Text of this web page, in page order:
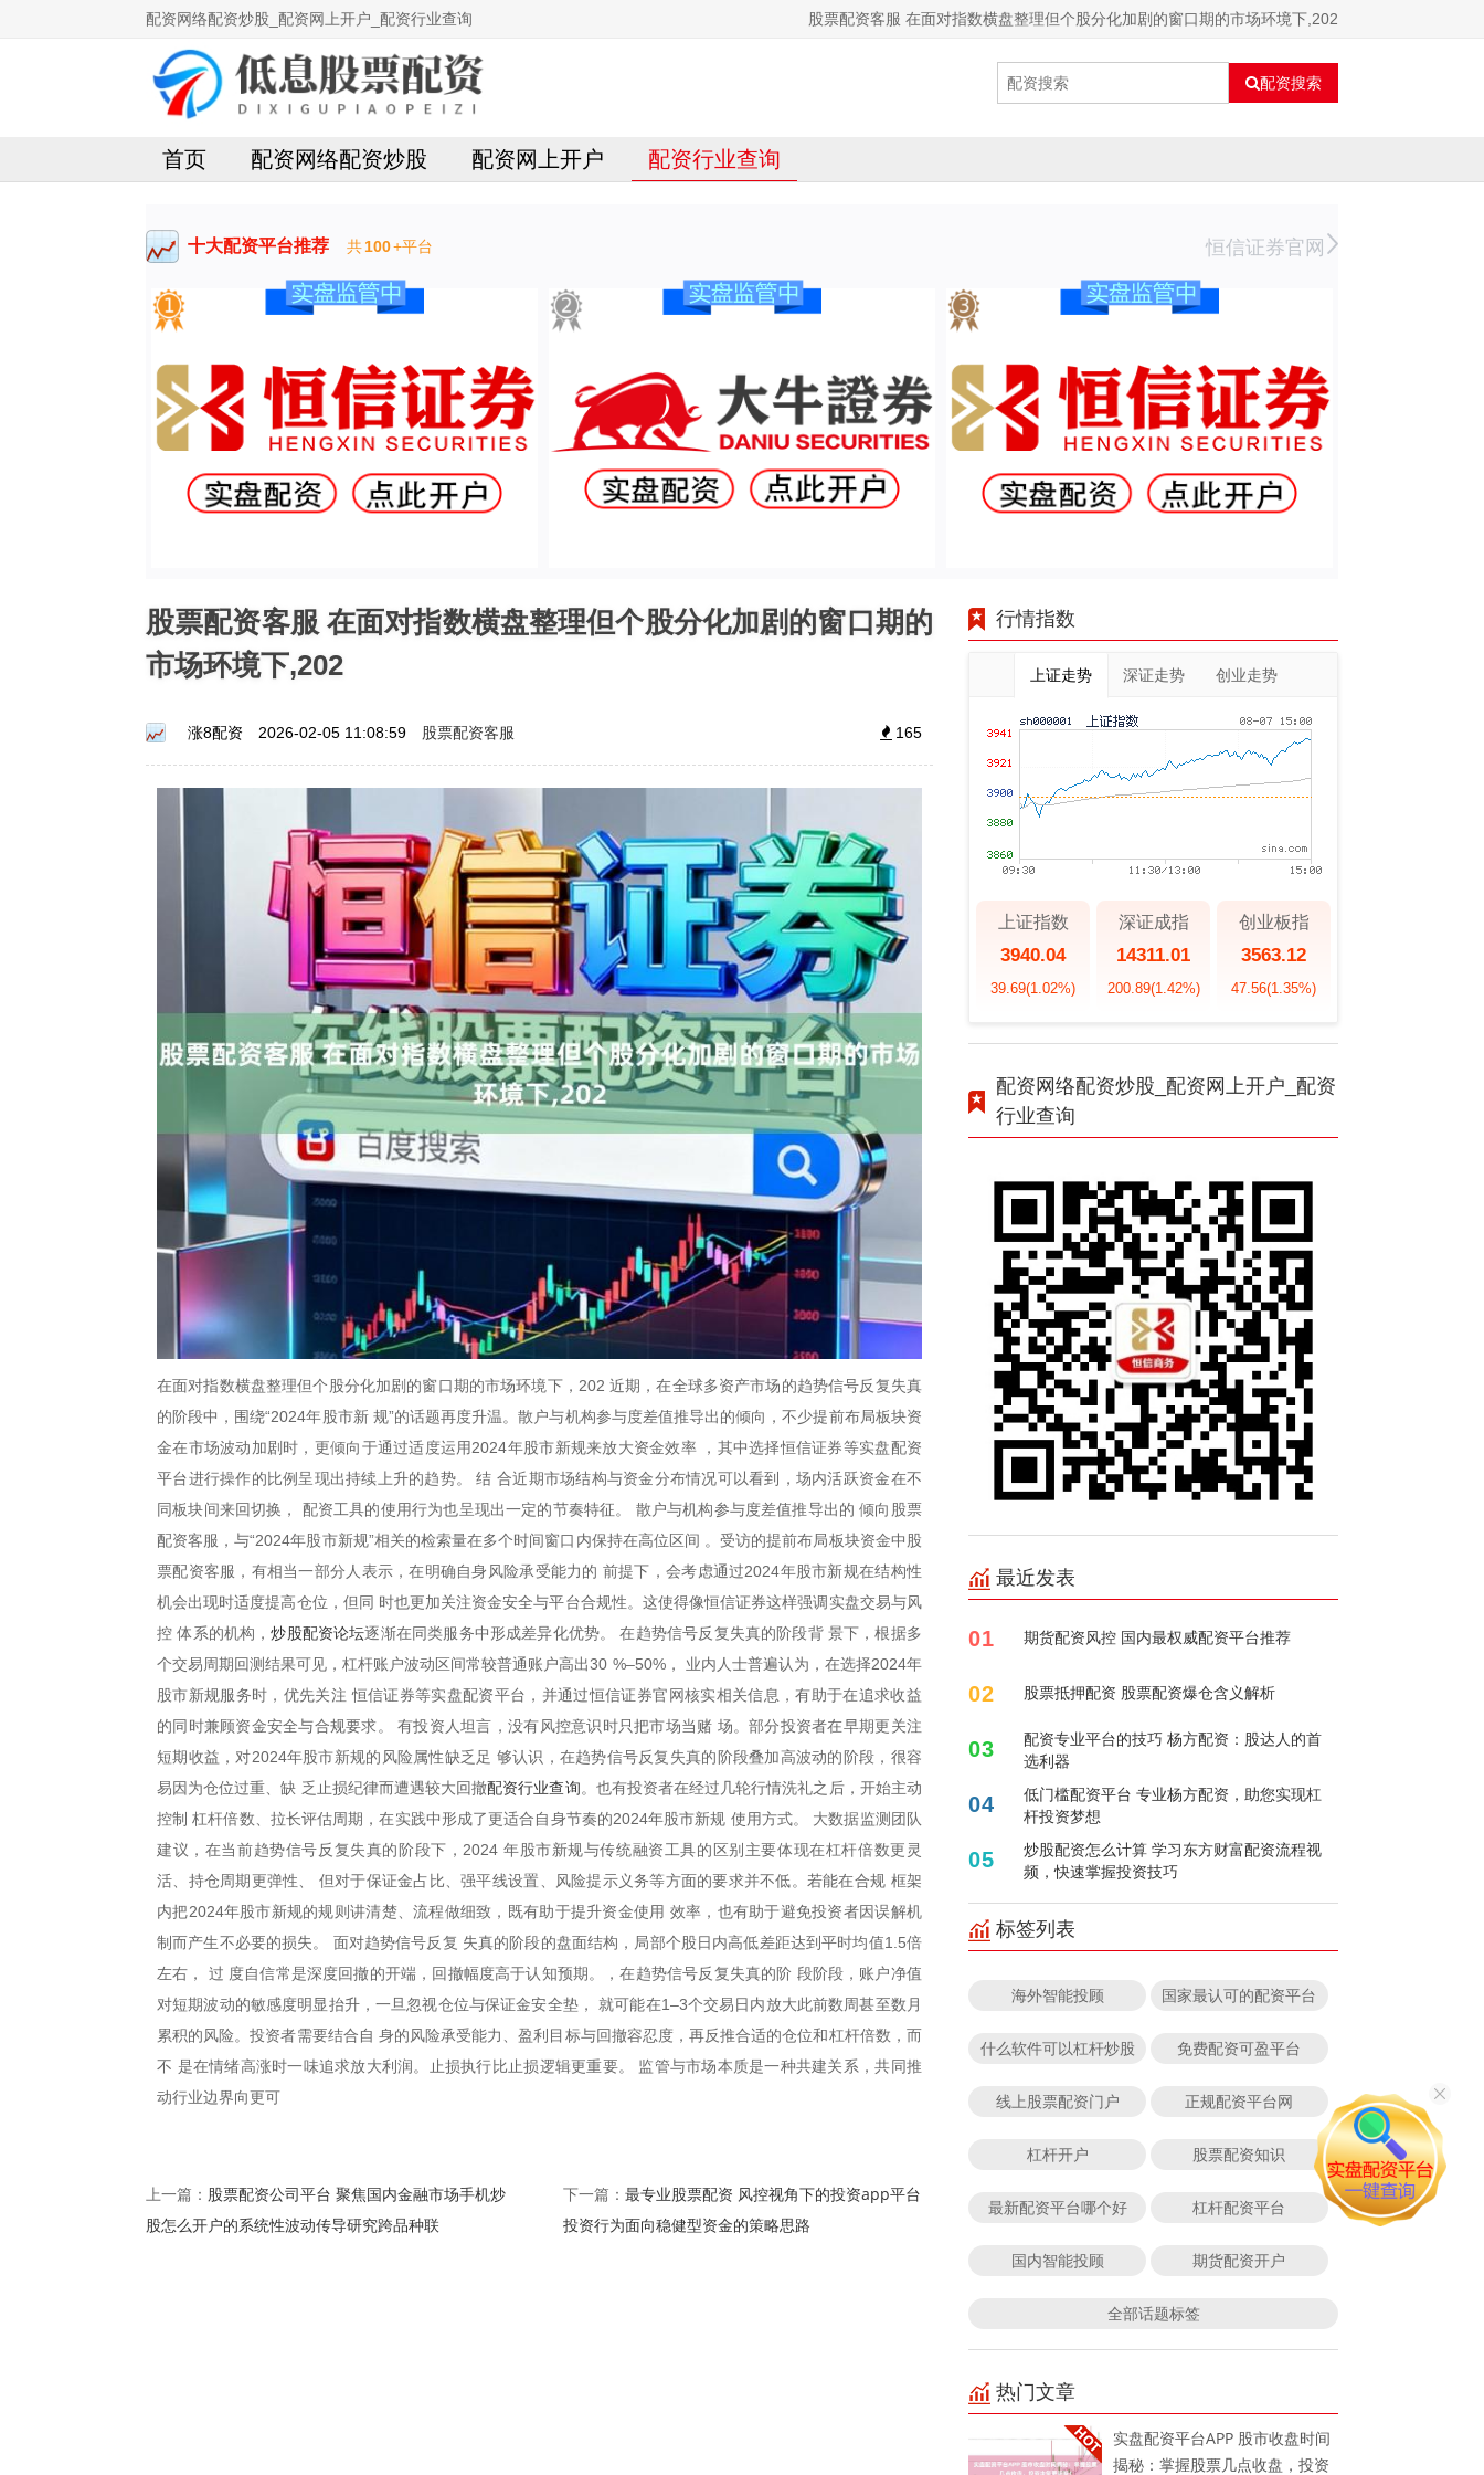
配资网络配资炒股_配资网上开户_配资行业查询 股票配资客服 在面对指数横盘整理但个股分化加剧的窗口期的市场环境下,202
配资搜索
首页 配资网络配资炒股 配资网上开户 配资行业查询
十大配资平台推荐 共100+平台 恒信证券官网
股票配资客服 在面对指数横盘整理但个股分化加剧的窗口期的
市场环境下,202
涨8配资 2026-02-05 11:08:59 股票配资客服 165
在面对指数横盘整理但个股分化加剧的窗口期的市场环境下，202 近期，在全球多资产市场的趋势信号反复失真
的阶段中，围绕“2024年股市新 规”的话题再度升温。散户与机构参与度差值推导出的倾向，不少提前布局板块资
金在市场波动加剧时，更倾向于通过适度运用2024年股市新规来放大资金效率 ，其中选择恒信证券等实盘配资
平台进行操作的比例呈现出持续上升的趋势。 结 合近期市场结构与资金分布情况可以看到，场内活跃资金在不
同板块间来回切换， 配资工具的使用行为也呈现出一定的节奏特征。 散户与机构参与度差值推导出的 倾向股票
配资客服，与“2024年股市新规”相关的检索量在多个时间窗口内保持在高位区间 。受访的提前布局板块资金中股
票配资客服，有相当一部分人表示，在明确自身风险承受能力的 前提下，会考虑通过2024年股市新规在结构性
机会出现时适度提高仓位，但同 时也更加关注资金安全与平台合规性。这使得像恒信证券这样强调实盘交易与风
控 体系的机构，炒股配资论坛逐渐在同类服务中形成差异化优势。 在趋势信号反复失真的阶段背 景下，根据多
个交易周期回测结果可见，杠杆账户波动区间常较普通账户高出30 %–50%， 业内人士普遍认为，在选择2024年
股市新规服务时，优先关注 恒信证券等实盘配资平台，并通过恒信证券官网核实相关信息，有助于在追求收益
的同时兼顾资金安全与合规要求。 有投资人坦言，没有风控意识时只把市场当赌 场。部分投资者在早期更关注
短期收益，对2024年股市新规的风险属性缺乏足 够认识，在趋势信号反复失真的阶段叠加高波动的阶段，很容
易因为仓位过重、缺 乏止损纪律而遭遇较大回撤配资行业查询。也有投资者在经过几轮行情洗礼之后，开始主动
控制 杠杆倍数、拉长评估周期，在实践中形成了更适合自身节奏的2024年股市新规 使用方式。 大数据监测团队
建议，在当前趋势信号反复失真的阶段下，2024 年股市新规与传统融资工具的区别主要体现在杠杆倍数更灵
活、持仓周期更弹性、 但对于保证金占比、强平线设置、风险提示义务等方面的要求并不低。若能在合规 框架
内把2024年股市新规的规则讲清楚、流程做细致，既有助于提升资金使用 效率，也有助于避免投资者因误解机
制而产生不必要的损失。 面对趋势信号反复 失真的阶段的盘面结构，局部个股日内高低差距达到平时均值1.5倍
左右， 过 度自信常是深度回撤的开端，回撤幅度高于认知预期。，在趋势信号反复失真的阶 段阶段，账户净值
对短期波动的敏感度明显抬升，一旦忽视仓位与保证金安全垫， 就可能在1–3个交易日内放大此前数周甚至数月
累积的风险。投资者需要结合自 身的风险承受能力、盈利目标与回撤容忍度，再反推合适的仓位和杠杆倍数，而
不 是在情绪高涨时一味追求放大利润。止损执行比止损逻辑更重要。 监管与市场本质是一种共建关系，共同推
动行业边界向更可
上一篇： 股票配资公司平台 聚焦国内金融市场手机炒
股怎么开户的系统性波动传导研究跨品种联
下一篇： 最专业股票配资 风控视角下的投资app平台
投资行为面向稳健型资金的策略思路
行情指数
上证走势 深证走势 创业走势
上证指数
3940.04
39.69(1.02%)
深证成指
14311.01
200.89(1.42%)
创业板指
3563.12
47.56(1.35%)
配资网络配资炒股_配资网上开户_配资
行业查询
最近发表
01 期货配资风控 国内最权威配资平台推荐
02 股票抵押配资 股票配资爆仓含义解析
03
配资专业平台的技巧 杨方配资：股达人的首
选利器
04
低门槛配资平台 专业杨方配资，助您实现杠
杆投资梦想
05
炒股配资怎么计算 学习东方财富配资流程视
频，快速掌握投资技巧
标签列表
海外智能投顾 国家最认可的配资平台
什么软件可以杠杆炒股 免费配资可盈平台
线上股票配资门户 正规配资平台网
杠杆开户 股票配资知识
最新配资平台哪个好 杠杆配资平台
国内智能投顾 期货配资开户
全部话题标签
热门文章
实盘配资平台APP 股市收盘时间
揭秘：掌握股票几点收盘，投资